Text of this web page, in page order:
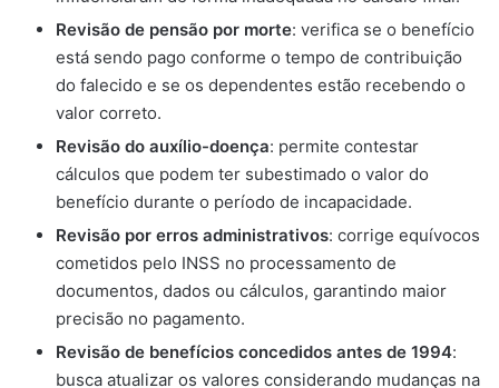
Revisão de pensão por morte: verifica se o benefício
está sendo pago conforme o tempo de contribuição
do falecido e se os dependentes estão recebendo o
valor correto.
Revisão do auxílio-doença: permite contestar
cálculos que podem ter subestimado o valor do
benefício durante o período de incapacidade.
Revisão por erros administrativos: corrige equívocos
cometidos pelo INSS no processamento de
documentos, dados ou cálculos, garantindo maior
precisão no pagamento.
Revisão de benefícios concedidos antes de 1994:
busca atualizar os valores considerando mudanças na